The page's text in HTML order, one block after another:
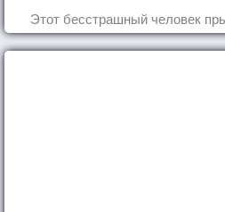
Этот бесстрашный человек